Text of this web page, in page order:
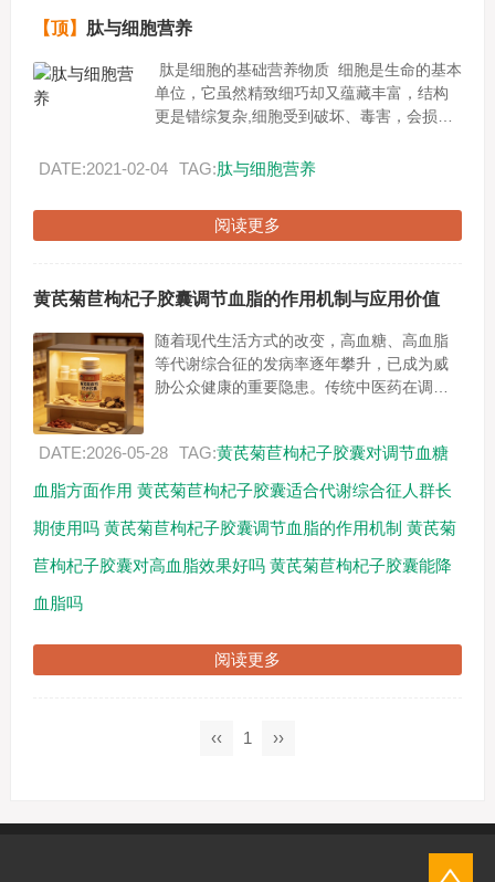
【顶】 肽与细胞营养
肽是细胞的基础营养物质 细胞是生命的基本
单位，它虽然精致细巧却又蕴藏丰富，结构
更是错综复杂,细胞受到破坏、毒害，会损害
就是--------...
DATE:2021-02-04 TAG:肽与细胞营养
阅读更多
黄芪菊苣枸杞子胶囊调节血脂的作用机制与应用价值
随着现代生活方式的改变，高血糖、高血脂
等代谢综合征的发病率逐年攀升，已成为威
胁公众健康的重要隐患。传统中医药在调理
制剂（如黄...
DATE:2026-05-28 TAG:黄芪菊苣枸杞子胶囊对调节血糖
血脂方面作用 黄芪菊苣枸杞子胶囊适合代谢综合征人群长
期使用吗 黄芪菊苣枸杞子胶囊调节血脂的作用机制 黄芪菊
苣枸杞子胶囊对高血脂效果好吗 黄芪菊苣枸杞子胶囊能降
血脂吗
阅读更多
‹‹ 1 ››